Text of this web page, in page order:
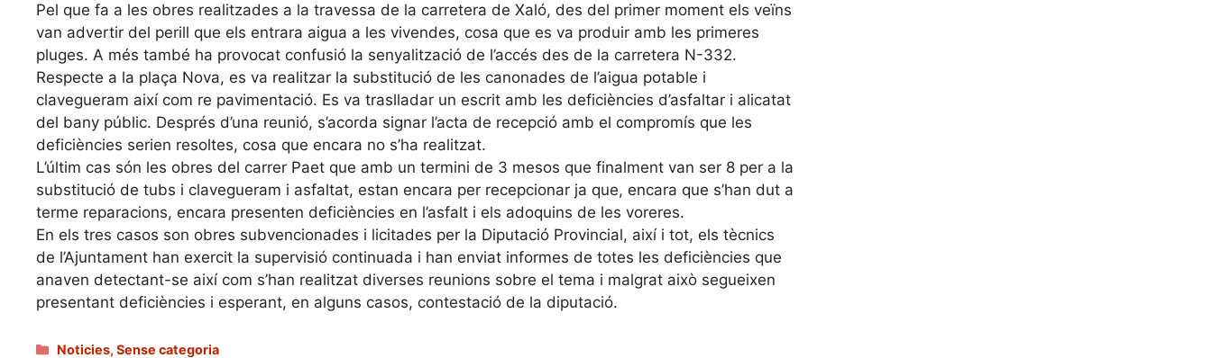
Pel que fa a les obres realitzades a la travessa de la carretera de Xaló, des del primer moment els veïns
van advertir del perill que els entrara aigua a les vivendes, cosa que es va produir amb les primeres
pluges. A més també ha provocat confusió la senyalització de l’accés des de la carretera N-332.
Respecte a la plaça Nova, es va realitzar la substitució de les canonades de l’aigua potable i
clavegueram així com re pavimentació. Es va traslladar un escrit amb les deficiències d’asfaltar i alicatat
del bany públic. Després d’una reunió, s’acorda signar l’acta de recepció amb el compromís que les
deficiències serien resoltes, cosa que encara no s’ha realitzat.
L’últim cas són les obres del carrer Paet que amb un termini de 3 mesos que finalment van ser 8 per a la
substitució de tubs i clavegueram i asfaltat, estan encara per recepcionar ja que, encara que s’han dut a
terme reparacions, encara presenten deficiències en l’asfalt i els adoquins de les voreres.
En els tres casos son obres subvencionades i licitades per la Diputació Provincial, així i tot, els tècnics
de l’Ajuntament han exercit la supervisió continuada i han enviat informes de totes les deficiències que
anaven detectant-se així com s’han realitzat diverses reunions sobre el tema i malgrat això segueixen
presentant deficiències i esperant, en alguns casos, contestació de la diputació.
Categories
Noticies,Sense categoria